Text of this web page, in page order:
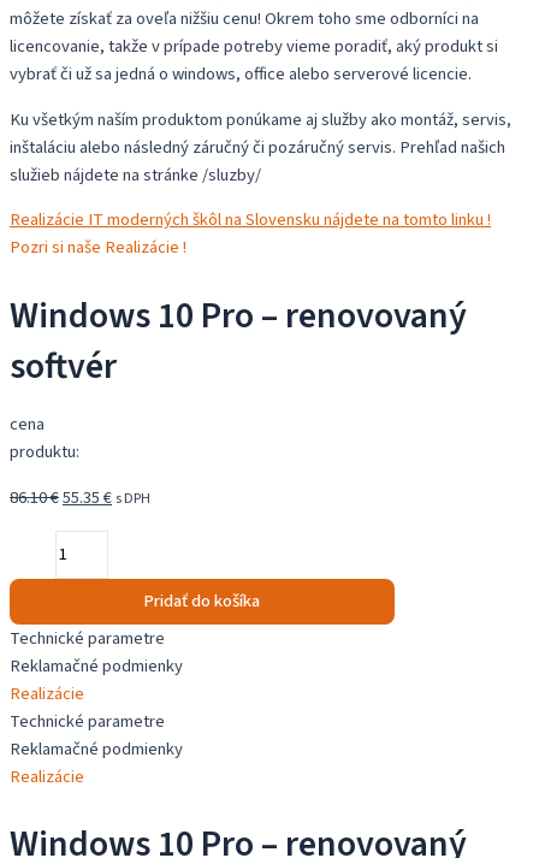
môžete získať za oveľa nižšiu cenu! Okrem toho sme odborníci na
licencovanie, takže v prípade potreby vieme poradiť, aký produkt si
vybrať či už sa jedná o windows, office alebo serverové licencie.
Ku všetkým naším produktom ponúkame aj služby ako montáž, servis,
inštaláciu alebo následný záručný či pozáručný servis. Prehľad našich
služieb nájdete na stránke /sluzby/
Realizácie IT moderných škôl na Slovensku nájdete na tomto linku !
Pozri si naše Realizácie !
Windows 10 Pro – renovovaný
softvér
cena
produktu:
86.10€Pôvodná
bola:
86.10 €.
55.35€Aktuálna
55.35 €.
s DPH
množstvo
Pro
renovovaný
softvér
Pridať do košíka
Technické parametre
Reklamačné podmienky
Realizácie
Technické parametre
Reklamačné podmienky
Realizácie
Windows 10 Pro – renovovaný